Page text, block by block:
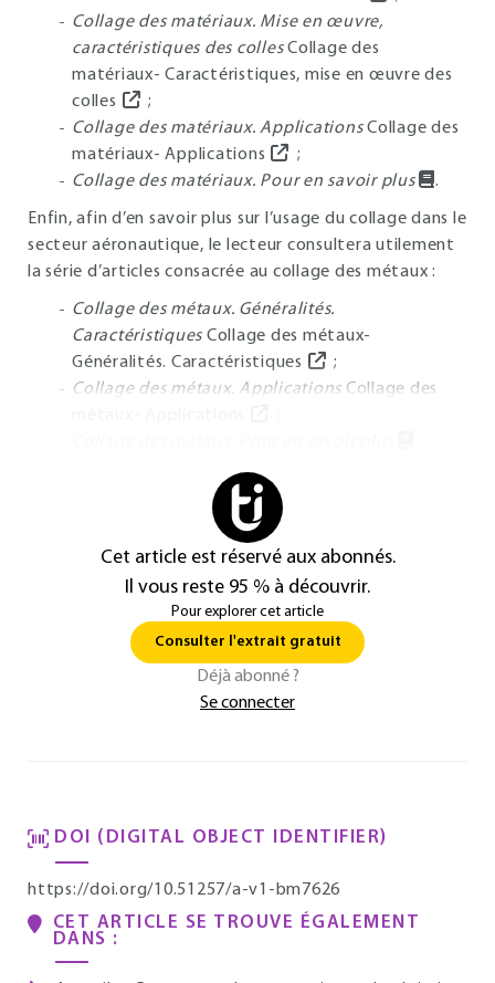
Collage des matériaux. Mise en œuvre,
caractéristiques des colles Collage des
matériaux- Caractéristiques, mise en œuvre des
colles
;
Collage des matériaux. Applications Collage des
matériaux- Applications
;
Collage des matériaux. Pour en savoir plus
.
Enfin, afin d’en savoir plus sur l’usage du collage dans le
secteur aéronautique, le lecteur consultera utilement
la série d’articles consacrée au collage des métaux :
Collage des métaux. Généralités.
Caractéristiques Collage des métaux-
Généralités. Caractéristiques
;
Collage des métaux. Applications Collage des
Cet article est réservé aux abonnés.
Il vous reste 95 % à découvrir.
Pour explorer cet article
Consulter l'extrait gratuit
Déjà abonné ?
Se connecter
DOI (DIGITAL OBJECT IDENTIFIER)
https://doi.org/10.51257/a-v1-bm7626
CET ARTICLE SE TROUVE ÉGALEMENT
DANS :